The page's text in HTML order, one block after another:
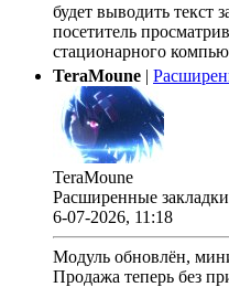
будет выводить текст
посетитель
стационарного
TeraMoune |
TeraMoune
Расширенные закладки
6-07-2026, 11:18
Модуль обновлён,
Продажа теперь без